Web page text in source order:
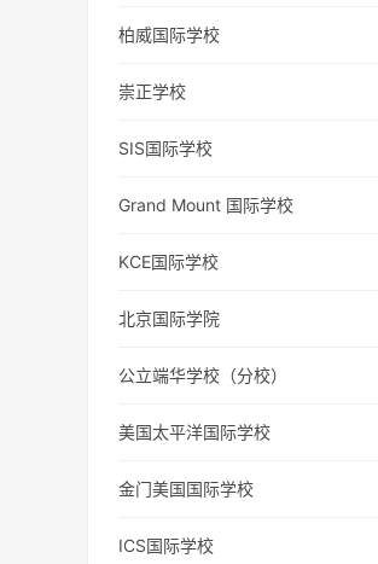
柏威国际学校
崇正学校
SIS国际学校
Grand Mount 国际学校
KCE国际学校
北京国际学院
公立端华学校（分校）
美国太平洋国际学校
金门美国国际学校
ICS国际学校